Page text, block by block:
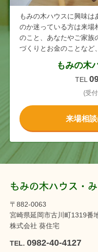
もみの木ハウスに興味
のか迷っている方は来場
のこと、あなたやご家族
づくりとお金のことなど
もみの木
TEL
(受
来場相
もみの木ハウス・
〒882-0063
宮崎県延岡市古川町1319番
株式会社 葵住宅
TEL. 0982-40-4127